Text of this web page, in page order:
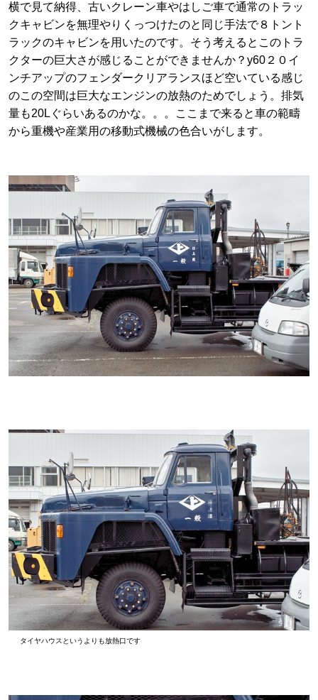
横で見て納得、古いクレーン車やはしご車で通常のトラッ
クキャビンを無理やりくっつけたのと同じ手法で８トント
ラックのキャビンを用いたのです。そう考えるとこのトラ
クターの巨大さが感じることができませんか？y60２０イ
ンチアップのフェンダークリアランスほど空いている感じ
のこの空間は巨大なエンジンの放熱のためでしょう。排気
量も20Lぐらいあるのかな。。。ここまで来ると車の範疇
から重機や産業用の移動式機械の色合いがします。
タイヤハウスというよりも放熱口です